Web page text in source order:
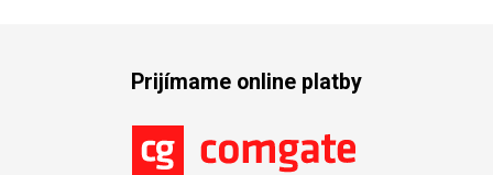
Prijímame online platby